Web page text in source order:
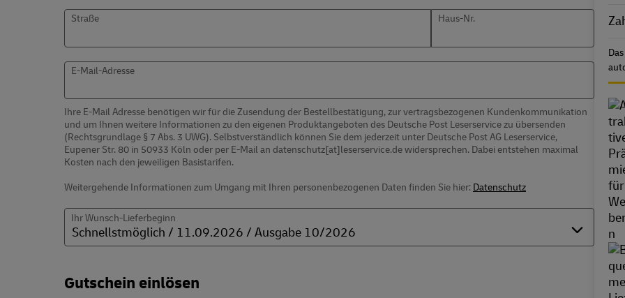
Straße Haus-Nr.
E-Mail-Adresse
Ihre E-Mail Adresse benötigen wir für die Zusendung der Bestellbestätigung, zur vertragsbezogenen Kundenkommunikation
und um Ihnen weitere Informationen zu den eigenen Produktangeboten des Deutsche Post Leserservice zu übersenden
(Rechtsgrundlage § 7 Abs. 3 UWG). Selbstverständlich können Sie dem jederzeit unter Deutsche Post AG Leserservice,
Eupener Str. 80 in 50933 Köln oder per E-Mail an datenschutz[at]leserservice.de widersprechen. Dabei entstehen maximal
Kosten nach den jeweiligen Basistarifen.
Weitergehende Informationen zum Umgang mit Ihren personenbezogenen Daten finden Sie hier: Datenschutz
Ihr Wunsch-Lieferbeginn
Gutschein einlösen